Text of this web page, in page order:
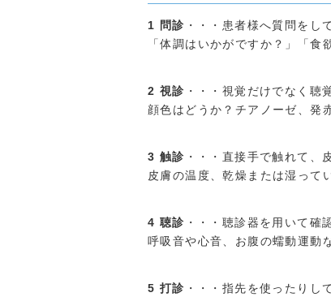
1 問診 ・・・患者様へ質問をし
「体調はいかがですか？」「
2 視診 ・・・視覚だけでなく聴
顔色はどうか？チアノーゼ、発
3 触診 ・・・直接手で触れて、
皮膚の温度、乾燥または湿って
4 聴診 ・・・聴診器を用いて確
呼吸音や心音、お腹の蠕動運動
5 打診 ・・・指先を使ったりし